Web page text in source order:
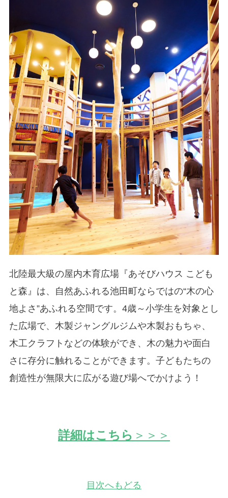
北陸最大級の屋内木育広場『あそびハウス こども
と森』は、自然あふれる池田町ならではの“木の心
地よさ”あふれる空間です。4歳～小学生を対象とし
た広場で、木製ジャングルジムや木製おもちゃ、
木工クラフトなどの体験ができ、木の魅力や面白
さに存分に触れることができます。子どもたちの
創造性が無限大に広がる遊び場へでかけよう！
詳細はこちら ＞＞＞
目次へもどる